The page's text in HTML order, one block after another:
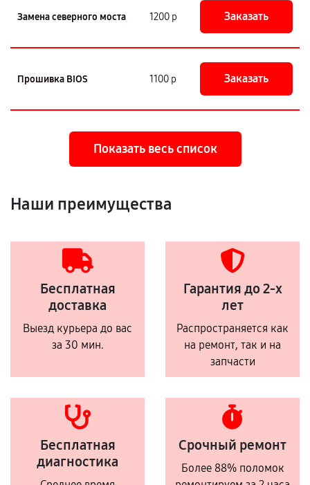
Замена северного моста 1200 р Заказать
Прошивка BIOS 1100 р Заказать
Показать весь список
Наши преимущества
Бесплатная
доставка
Выезд курьера до вас
за 30 мин.
Гарантия до 2-х
лет
Распространяется как
на ремонт, так и на
запчасти
Бесплатная
диагностика
Срочный ремонт
Более 88% поломок